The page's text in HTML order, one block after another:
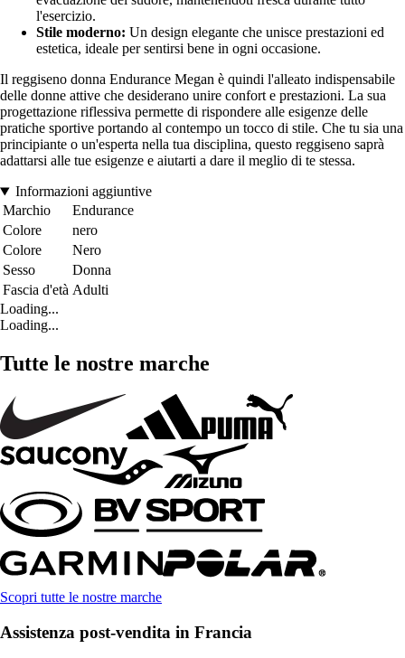
l'esercizio.
Stile moderno: Un design elegante che unisce prestazioni ed
estetica, ideale per sentirsi bene in ogni occasione.
Il reggiseno donna Endurance Megan è quindi l'alleato indispensabile
delle donne attive che desiderano unire confort e prestazioni. La sua
progettazione riflessiva permette di rispondere alle esigenze delle
pratiche sportive portando al contempo un tocco di stile. Che tu sia una
principiante o un'esperta nella tua disciplina, questo reggiseno saprà
adattarsi alle tue esigenze e aiutarti a dare il meglio di te stessa.
Informazioni aggiuntive
Marchio
Endurance
Colore
nero
Colore
Nero
Sesso
Donna
Fascia d'età Adulti
Loading...
Loading...
Tutte le nostre marche
Scopri tutte le nostre marche
Assistenza post-vendita in Francia